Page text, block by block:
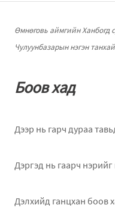
Өмнөговь аймгийн Ханбогд
Чулуунбазарын нэгэн
Боов хад
Дээр нь гарч дураа
Дэргэд нь гаарч нэрийг
Дэлхийд ганцхан боов